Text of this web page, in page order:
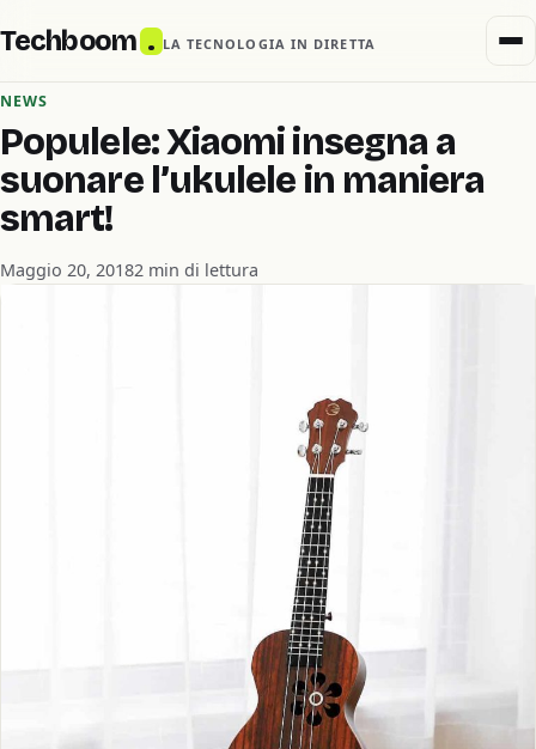
Techboom . LA TECNOLOGIA IN DIRETTA
NEWS
Populele: Xiaomi insegna a
suonare l’ukulele in maniera
smart!
Maggio 20, 20182 min di lettura